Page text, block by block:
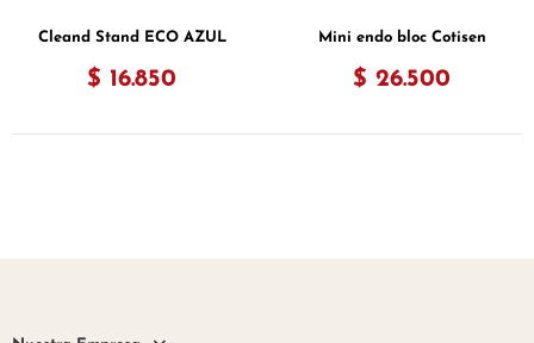
Cleand Stand ECO AZUL
$ 16.850
Mini endo bloc Cotisen
$ 26.500